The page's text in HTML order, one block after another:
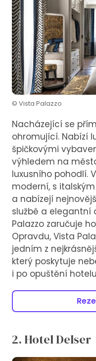
© Vista Palazzo
Nacházející se
ohromující. Nabízí
špičkovými
výhledem na
luxusního pohodlí.
moderní, s
a nabízejí
službě a elegantní
Palazzo zaručuje
Opravdu, Vista
jedním z
který poskytuje
i po opuštění
2. Hotel Delser